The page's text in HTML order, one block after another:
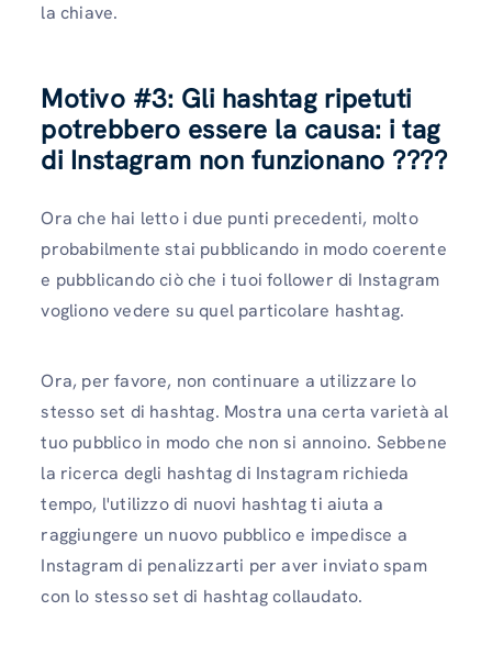
la chiave.
Motivo #3: Gli hashtag ripetuti
potrebbero essere la causa: i tag
di Instagram non funzionano ????
Ora che hai letto i due punti precedenti, molto
probabilmente stai pubblicando in modo coerente
e pubblicando ciò che i tuoi follower di Instagram
vogliono vedere su quel particolare hashtag.
Ora, per favore, non continuare a utilizzare lo
stesso set di hashtag. Mostra una certa varietà al
tuo pubblico in modo che non si annoino. Sebbene
la ricerca degli hashtag di Instagram richieda
tempo, l'utilizzo di nuovi hashtag ti aiuta a
raggiungere un nuovo pubblico e impedisce a
Instagram di penalizzarti per aver inviato spam
con lo stesso set di hashtag collaudato.